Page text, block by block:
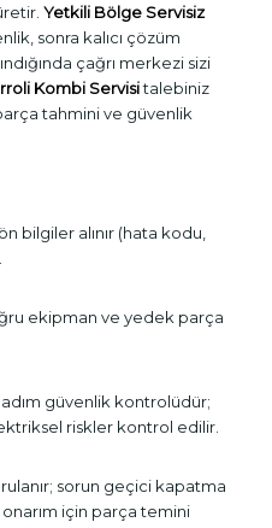
Yetkili Bölge Servisiz
sonra kalıcı çözüm
çağrı merkezi sizi
Kombi Servisitalebiniz
tahmini ve güvenlik
bilgiler alınır (hata kodu,
ekipman ve yedek parça
adım güvenlik kontrolüdür;
riskler kontrol edilir.
sorun geçici kapatma
onarım için parça temini